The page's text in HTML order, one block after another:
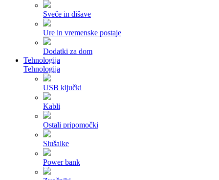
Sveče in dišave
Ure in vremenske postaje
Dodatki za dom
Tehnologija
Tehnologija
USB ključki
Kabli
Ostali pripomočki
Slušalke
Power bank